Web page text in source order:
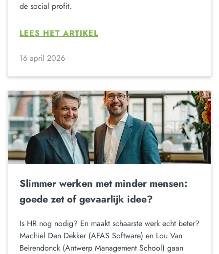
de social profit.
LEES HET ARTIKEL
16 april 2026
Slimmer werken met minder mensen:
goede zet of gevaarlijk idee?
Is HR nog nodig? En maakt schaarste werk echt beter?
Machiel Den Dekker (AFAS Software) en Lou Van
Beirendonck (Antwerp Management School) gaan